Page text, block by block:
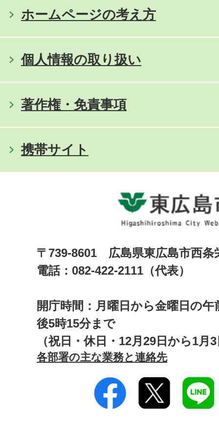
ホームページの考え方
個人情報の取り扱い
著作権・免責事項
携帯サイト
〒739-8601 広島県東広島市西
電話：082-422-2111（代表）
開庁時間：月曜日から金曜日の午
後5時15分まで
（祝日・休日・12月29日から1月
各部署の主な業務と連絡先